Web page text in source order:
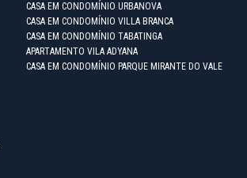
CASA EM CONDOMÍNIO URBANOVA
CASA EM CONDOMÍNIO VILLA BRANCA
CASA EM CONDOMÍNIO TABATINGA
APARTAMENTO VILA ADYANA
CASA EM CONDOMÍNIO PARQUE MIRANTE DO VALE